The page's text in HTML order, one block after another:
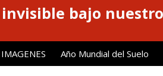
bajo
Año Mundial del Suelo